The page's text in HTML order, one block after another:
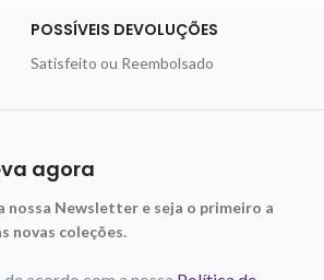
POSSÍVEIS DEVOLUÇÕES
Satisfeito ou Reembolsado
agora
nossa Newsletter e seja o primeiro a
novas coleções.